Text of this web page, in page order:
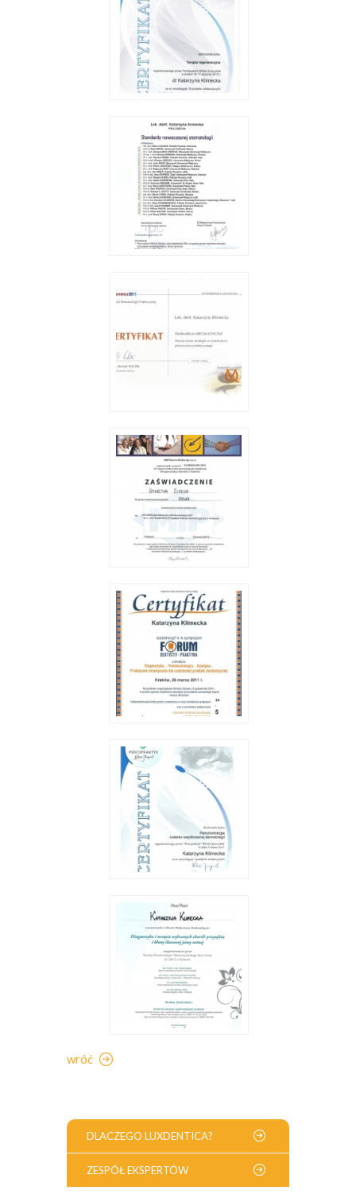
wróć
DLACZEGO LUXDENTICA?
ZESPÓŁ EKSPERTÓW